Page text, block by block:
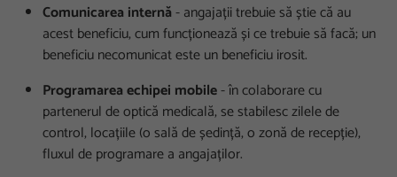
Comunicarea internă- angajații trebuie să știe că au
acest beneficiu, cum funcționează și ce trebuie să facă; un
beneficiu necomunicat este un beneficiu irosit.
Programarea echipei mobile- în colaborare cu
partenerul de optică medicală, se stabilesc zilele de
control, locațiile (o sală de ședință, o zonă de recepție),
fluxul de programare a angajaților.